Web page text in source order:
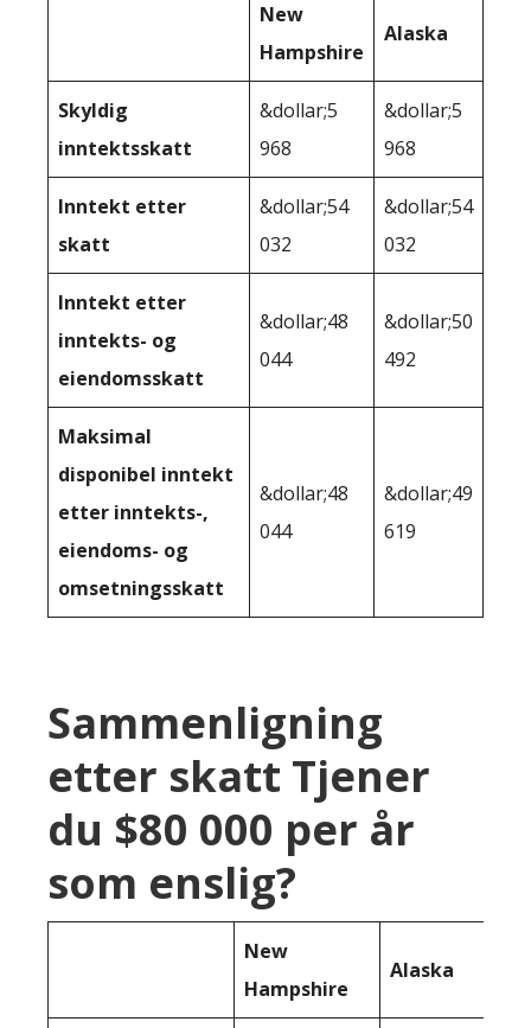
New
Hampshire
Alaska
Skyldig
inntektsskatt
&dollar;5
968
&dollar;5
968
Inntekt etter
skatt
&dollar;54
032
&dollar;54
032
Inntekt etter
inntekts- og
eiendomsskatt
&dollar;48
044
&dollar;50
492
Maksimal
disponibel inntekt
etter inntekts-,
eiendoms- og
omsetningsskatt
&dollar;48
044
&dollar;49
619
Sammenligning
etter skatt Tjener
du $80 000 per år
som enslig?
New
Hampshire
Alaska